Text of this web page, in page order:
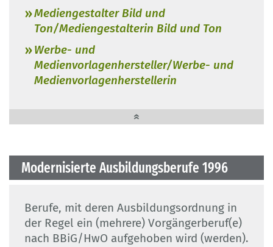
Mediengestalter Bild und
Ton/Mediengestalterin Bild und Ton
Werbe- und
Medienvorlagenhersteller/Werbe- und
Medienvorlagenherstellerin
Modernisierte Ausbildungsberufe 1996
Berufe, mit deren Ausbildungsordnung in
der Regel ein (mehrere) Vorgängerberuf(e)
nach BBiG/HwO aufgehoben wird (werden).